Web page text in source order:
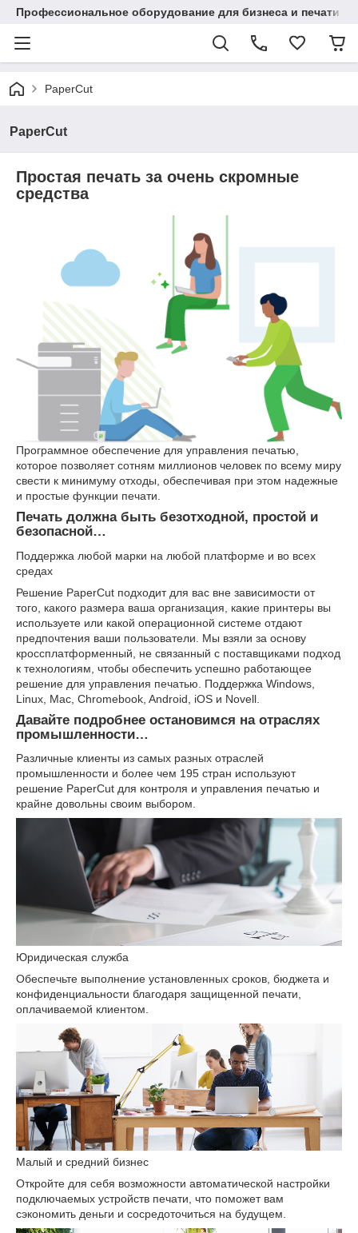
Профессиональное оборудование для бизнеса и печати в
PaperCut
PaperCut
Простая печать за очень скромные
средства
Программное обеспечение для управления печатью,
которое позволяет сотням миллионов человек по всему миру
свести к минимуму отходы, обеспечивая при этом надежные
и простые функции печати.
Печать должна быть безотходной, простой и
безопасной…
Поддержка любой марки на любой платформе и во всех
средах
Решение PaperCut подходит для вас вне зависимости от
того, какого размера ваша организация, какие принтеры вы
используете или какой операционной системе отдают
предпочтения ваши пользователи. Мы взяли за основу
кроссплатформенный, не связанный с поставщиками подход
к технологиям, чтобы обеспечить успешно работающее
решение для управления печатью. Поддержка Windows,
Linux, Mac, Chromebook, Android, iOS и Novell.
Давайте подробнее остановимся на отраслях
промышленности…
Различные клиенты из самых разных отраслей
промышленности и более чем 195 стран используют
решение PaperCut для контроля и управления печатью и
крайне довольны своим выбором.
Юридическая служба
Обеспечьте выполнение установленных сроков, бюджета и
конфиденциальности благодаря защищенной печати,
оплачиваемой клиентом.
Малый и средний бизнес
Откройте для себя возможности автоматической настройки
подключаемых устройств печати, что поможет вам
сэкономить деньги и сосредоточиться на будущем.